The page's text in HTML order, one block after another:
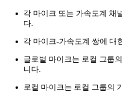
각 마이크 또는 가속도계 채
다.
각 마이크-가속도계 쌍에 대
글로벌 마이크는 로컬 그룹
니다.
로컬 마이크는 로컬 그룹의